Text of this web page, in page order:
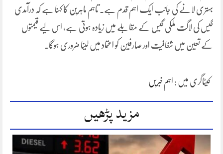
بہتری لانے کی جانب ایک اہم قدم ہے۔ تاہم ماہرین کا کہنا ہے کہ درآمدی
گیس کی لاگت ملکی گیس کے مقابلے میں زیادہ ہوتی ہے، اس لیے قیمتوں
کے تعین میں شفافیت اور صارفین کو اعتماد میں لینا ضروری ہوگا۔
کیٹاگری میں : اہم خبریں
مزید پڑھیں